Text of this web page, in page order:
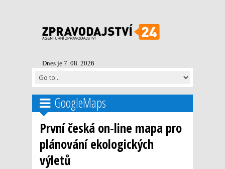
Dnes je 7. 08. 2026
GoogleMaps
První česká on-line mapa pro
plánování ekologických
výletů